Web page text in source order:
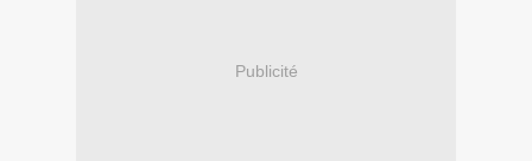
Publicité